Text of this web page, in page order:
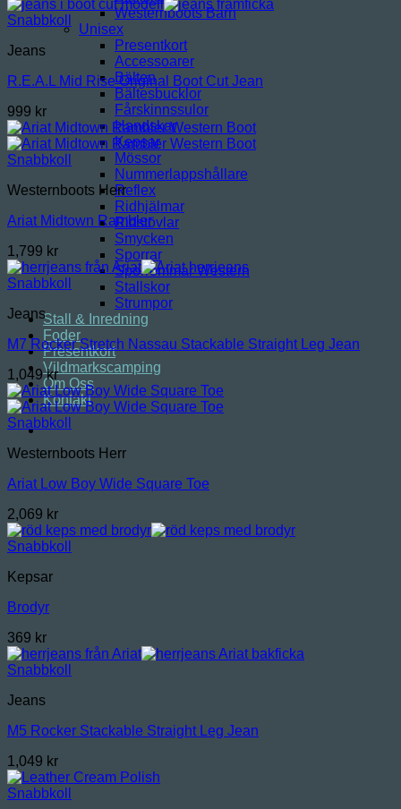
Westernboots Barn
Unisex
Presentkort
Accessoarer
Bälten
Bältesbucklor
Fårskinnssulor
Handskar
Kepsar
Mössor
Nummerlappshållare
Reflex
Ridhjälmar
Ridstövlar
Smycken
Sporrar
Sporremmar Western
Stallskor
Strumpor
Stall & Inredning
Foder
Presentkort
Vildmarkscamping
Om Oss
Kontakt
Snabbkoll
Jeans
R.E.A.L Mid Rise Original Boot Cut Jean
999 kr
Snabbkoll
Westernboots Herr
Ariat Midtown Rambler
1,799 kr
Snabbkoll
Jeans
M7 Rocker Stretch Nassau Stackable Straight Leg Jean
1,049kr
Snabbkoll
Westernboots Herr
Ariat Low Boy Wide Square Toe
2,069 kr
Snabbkoll
Kepsar
Brodyr
369 kr
Snabbkoll
Jeans
M5 Rocker Stackable Straight Leg Jean
1,049 kr
Snabbkoll